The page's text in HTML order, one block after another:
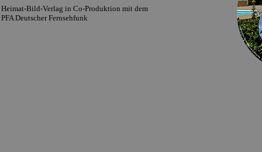
Heimat-Bild-Verlag in Co-Produktion mit dem
PFA Deutscher Fernsehfunk